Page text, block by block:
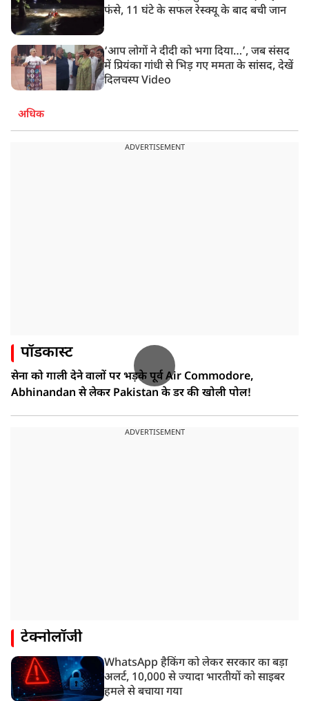
फंसे, 11 घंटे के सफल रेस्क्यू के बाद बची जान
‘आप लोगों ने दीदी को भगा दिया…’, जब संसद
में प्रियंका गांधी से भिड़ गए ममता के सांसद, देखें
दिलचस्प Video
अधिक
ADVERTISEMENT
पॉडकास्ट
सेना को गाली देने वालों पर भड़के पूर्व Air Commodore,
Abhinandan से लेकर Pakistan के डर की खोली पोल!
ADVERTISEMENT
टेक्नोलॉजी
WhatsApp हैकिंग को लेकर सरकार का बड़ा
अलर्ट, 10,000 से ज्यादा भारतीयों को साइबर
हमले से बचाया गया